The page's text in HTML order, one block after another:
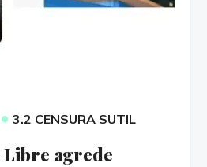
• 3.2 CENSURA SUTIL
agrede